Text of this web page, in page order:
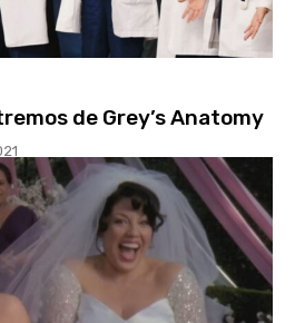
de Grey’s Anatomy